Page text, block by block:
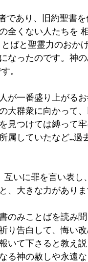
であり、旧約聖書
全くない人たちを
ばと聖霊力のおか
なったのです。神
。
一番盛り上がるお
大群衆に向かって
見つけては縛って
属していたなど...
いに罪を言い表し
、大きな力がありま
のみことばを読み
り告白して、悔い
いて下さると教え
神の赦しや永遠な